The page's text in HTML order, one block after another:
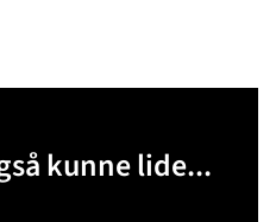
kunne lide...